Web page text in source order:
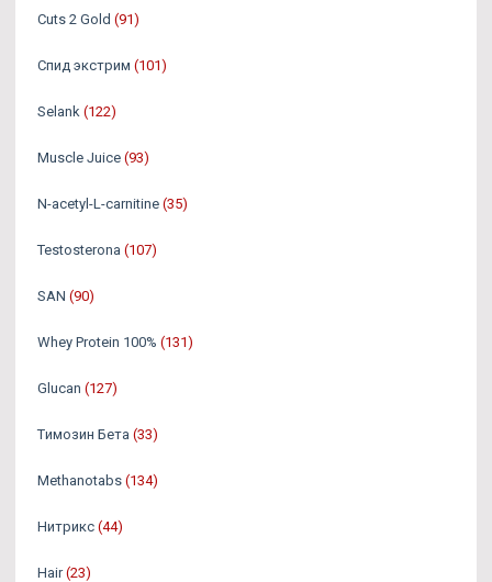
Cuts 2 Gold (91)
Спид экстрим (101)
Selank (122)
Muscle Juice (93)
N-acetyl-L-carnitine (35)
Testosterona (107)
SAN (90)
Whey Protein 100% (131)
Glucan (127)
Tимозин Бета (33)
Methanotabs (134)
Нитрикс (44)
Hair (23)